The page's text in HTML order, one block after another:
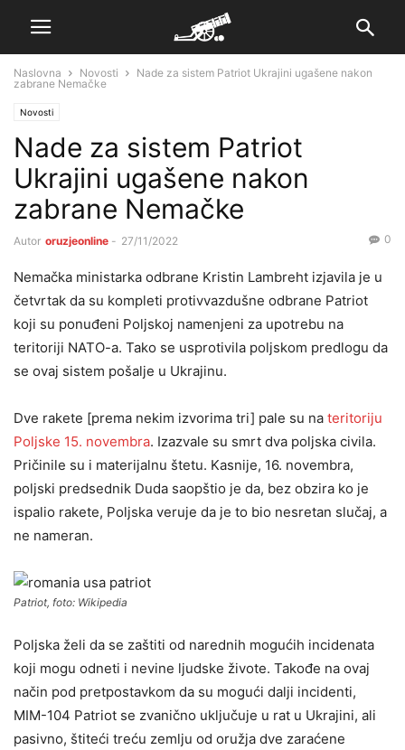
Naslovna Novosti
Nade za sistem Patriot Ukrajini ugašene nakon
zabrane Nemačke
Novosti
Nade za sistem Patriot
Ukrajini ugašene nakon
zabrane Nemačke
Autor oruzjeonline - 27/11/2022 0
Nemačka ministarka odbrane Kristin Lambreht izjavila je u
četvrtak da su kompleti protivvazdušne odbrane Patriot
koji su ponuđeni Poljskoj namenjeni za upotrebu na
teritoriji NATO-a. Tako se usprotivila poljskom predlogu da
se ovaj sistem pošalje u Ukrajinu.
Dve rakete [prema nekim izvorima tri] pale su na teritoriju
Poljske 15. novembra. Izazvale su smrt dva poljska civila.
Pričinile su i materijalnu štetu. Kasnije, 16. novembra,
poljski predsednik Duda saopštio je da, bez obzira ko je
ispalio rakete, Poljska veruje da je to bio nesretan slučaj, a
ne nameran.
Patriot, foto: Wikipedia
Poljska želi da se zaštiti od narednih mogućih incidenata
koji mogu odneti i nevine ljudske živote. Takođe na ovaj
način pod pretpostavkom da su mogući dalji incidenti,
MIM-104 Patriot se zvanično uključuje u rat u Ukrajini, ali
pasivno, štiteći treću zemlju od oružja dve zaraćene